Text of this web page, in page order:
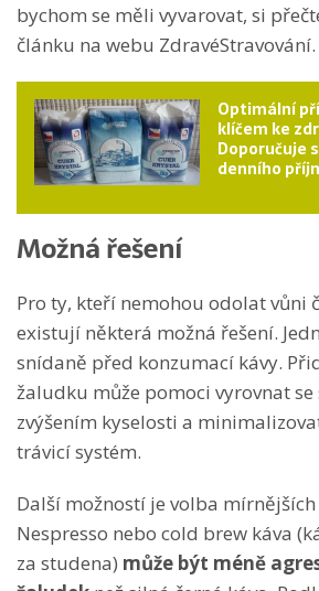
bychom se měli vyvarovat, si
článku na webu ZdravéStravování.
Optimální
klíčem ke
Doporučuje
denního
Možná řešení
Pro ty, kteří nemohou odolat vůni
existují některá možná řešení.
snídaně před konzumací kávy.
žaludku může pomoci vyrovnat
zvýšením kyselosti a
trávicí systém.
Další možností je volba
Nespresso nebo cold brew káva
za studena) může být méně